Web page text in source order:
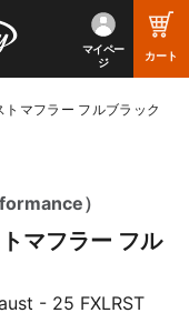
マイペー
ジ
カート
マフラー フルブラック
）
マフラー フル
- 25 FXLRST